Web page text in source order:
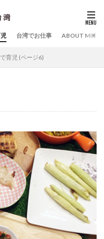
台湾でお仕事 ABOUT ME
育児 (ページ6)
ケティング
台湾お土産
さん
台湾の朝ごはん
台湾関連の雑誌・書籍
幼稚園
「成長戦争」』
来」の話をしよう』
記
映画
書籍出版